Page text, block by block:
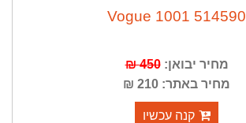
Vogue 1001 514590
מחיר יבואן:450 ₪
מחיר באתר: 210 ₪
קנה עכשיו